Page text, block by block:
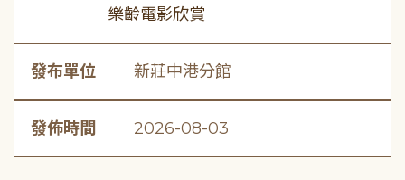
樂齡電影欣賞
發布單位 新莊中港分館
發佈時間 2026-08-03